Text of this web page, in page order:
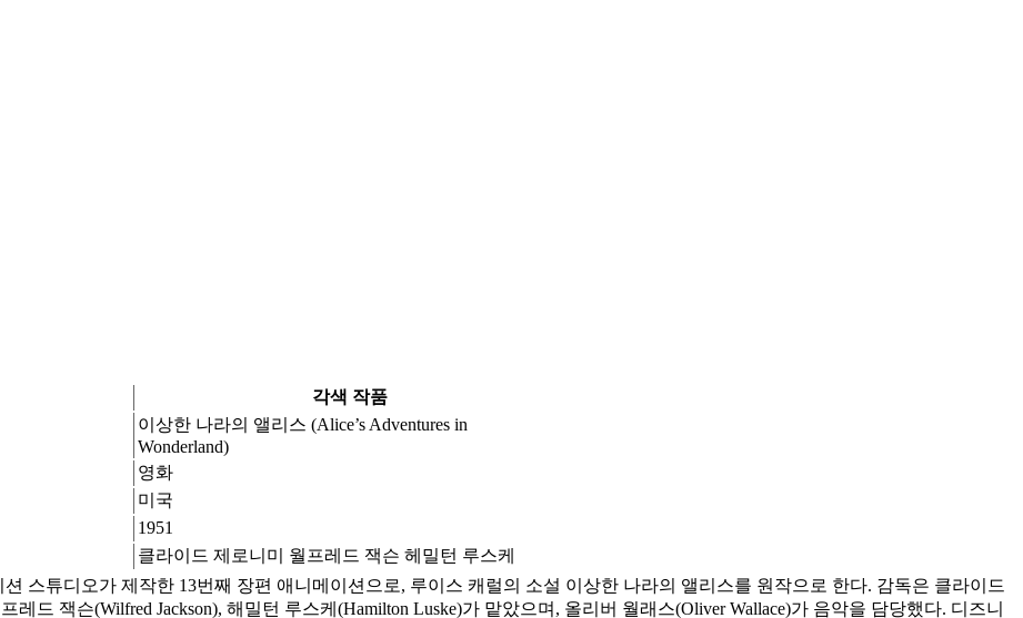
각색 작품
이상한 나라의 앨리스 (Alice’s Adventures in
Wonderland)
영화
미국
1951
클라이드 제로니미 월프레드 잭슨 헤밀턴 루스케
션 스튜디오가 제작한 13번째 장편 애니메이션으로, 루이스 캐럴의 소설 이상한 나라의 앨리스를 원작으로 한다. 감독은 클라이드
레드 잭슨(Wilfred Jackson), 해밀턴 루스케(Hamilton Luske)가 맡았으며, 올리버 월래스(Oliver Wallace)가 음악을 담당했다. 디즈니